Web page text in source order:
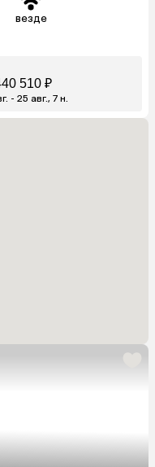
везде
510 ₽
- 25 авг., 7 н.